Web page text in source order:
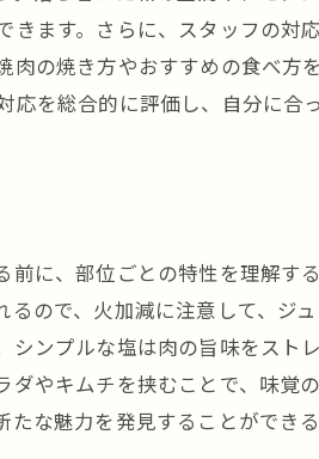
きます。さらに、スタッフの対
の焼き方やおすすめの食べ方
応を総合的に評価し、自分に合
に、部位ごとの特性を理解す
ので、火加減に注意して、ジ
シンプルな塩は肉の旨味をスト
やキムチを挟むことで、味覚
な魅力を発見することができ